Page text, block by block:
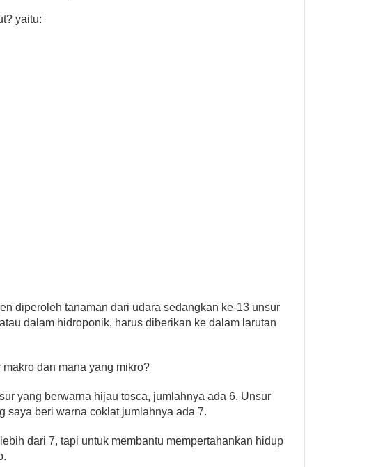
yaitu:
diperoleh tanaman dari udara sedangkan ke-13 unsur
dalam hidroponik, harus diberikan ke dalam larutan
dan mana yang mikro?
yang berwarna hijau tosca, jumlahnya ada 6. Unsur
saya beri warna coklat jumlahnya ada 7.
dari 7, tapi untuk membantu mempertahankan hidup